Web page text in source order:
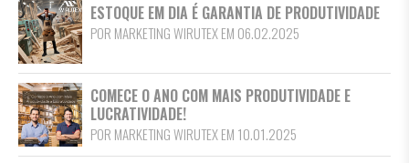
ESTOQUE EM DIA É GARANTIA DE PRODUTIVIDADE
POR MARKETING WIRUTEX EM 06.02.2025
COMECE O ANO COM MAIS PRODUTIVIDADE E
LUCRATIVIDADE!
POR MARKETING WIRUTEX EM 10.01.2025